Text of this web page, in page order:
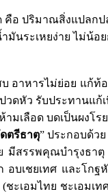
ริมาณสิ่งแปลกปลอ
นระเหยง่าย ไม่น้อย
อาหารไม่ย่อย แก้
ว รับประทานแก้เ
มเลือด บดเป็นผงโ
ตรีธาตุ” ประกอบด้ว
มีสรรพคุณบำรุงธา
อบเชยเทศ และโ
ะเอมไทย ชะเอม